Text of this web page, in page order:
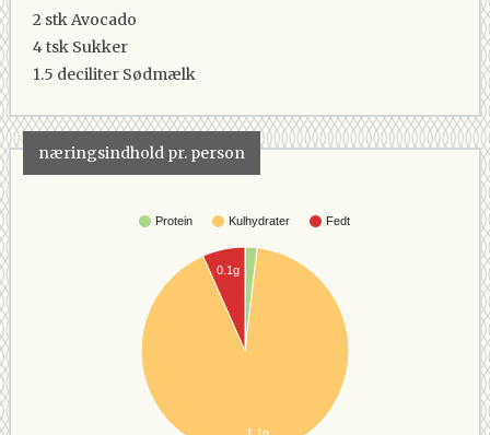
2 stkAvocado
4 tsk Sukker
1.5 deciliter Sødmælk
næringsindhold pr. person
Protein Kulhydrater Fedt
0.1g